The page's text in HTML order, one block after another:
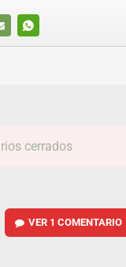
WHATSAPP
cerrados
VER 1 COMENTARIO